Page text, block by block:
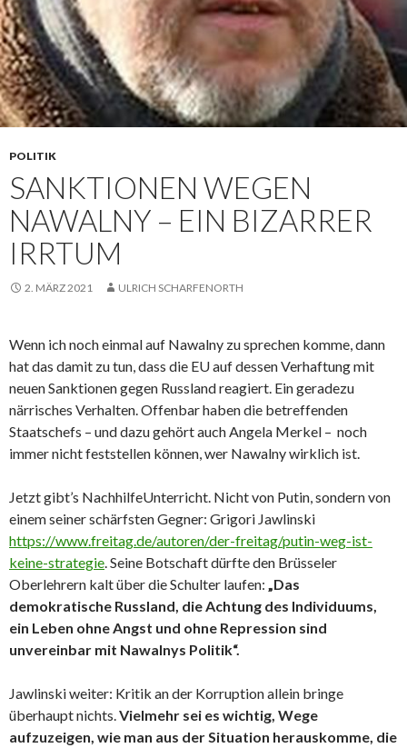
POLITIK
SANKTIONEN WEGEN
NAWALNY – EIN BIZARRER
IRRTUM
2. MÄRZ 2021 ULRICH SCHARFENORTH
Wenn ich noch einmal auf Nawalny zu sprechen komme, dann
hat das damit zu tun, dass die EU auf dessen Verhaftung mit
neuen Sanktionen gegen Russland reagiert. Ein geradezu
närrisches Verhalten. Offenbar haben die betreffenden
Staatschefs – und dazu gehört auch Angela Merkel – noch
immer nicht feststellen können, wer Nawalny wirklich ist.
Jetzt gibt’s NachhilfeUnterricht. Nicht von Putin, sondern von
einem seiner schärfsten Gegner: Grigori Jawlinski
https://www.freitag.de/autoren/der-freitag/putin-weg-ist-
keine-strategie . Seine Botschaft dürfte den Brüsseler
Oberlehrern kalt über die Schulter laufen: „Das
demokratische Russland, die Achtung des Individuums,
ein Leben ohne Angst und ohne Repression sind
unvereinbar mit Nawalnys Politik“.
Jawlinski weiter: Kritik an der Korruption allein bringe
überhaupt nichts. Vielmehr sei es wichtig, Wege
aufzuzeigen, wie man aus der Situation herauskomme, die